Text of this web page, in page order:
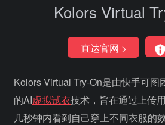
Kolors Virtual
直达官网 >
Kolors Virtual Try-On是由快手可图
的AI虚拟试衣技术，旨在通过上传
几秒钟内看到自己穿上不同衣服的